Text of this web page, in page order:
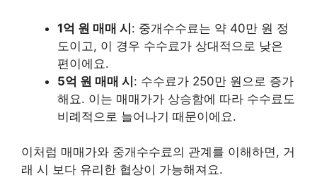
1억 원 매매 시: 중개수수료는 약 40만 원 정
도이고, 이 경우 수수료가 상대적으로 낮은
편이에요.
5억 원 매매 시: 수수료가 250만 원으로 증가
해요. 이는 매매가가 상승함에 따라 수수료도
비례적으로 늘어나기 때문이에요.
이처럼 매매가와 중개수수료의 관계를 이해하면, 거
래 시 보다 유리한 협상이 가능해져요.